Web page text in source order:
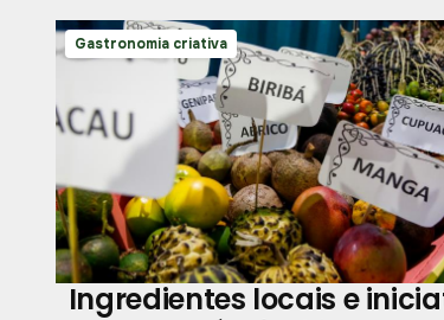
Gastronomia criativa
Ingredientes locais e